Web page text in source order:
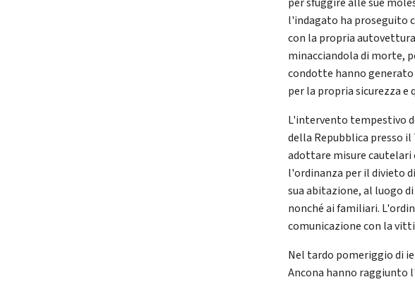
l'indagato ha proseguito
con la propria
minacciandola di morte,
condotte hanno
per la propria sicurezza e
L'intervento tempestivo
della Repubblica presso
adottare misure
l'ordinanza per il divieto
sua abitazione, al luogo
nonché ai familiari.
comunicazione con la
Nel tardo pomeriggio di
Ancona hanno raggiunto